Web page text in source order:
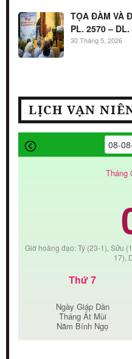
TỌA ĐÀM VÀ
PL. 2570 – DL.
30 Tháng 5, 2026
LỊCH VẠN
Tháng
Giờ hoàng đạo: Tý (23-1), Sửu
17),
Thứ 7
Ngày Giáp Dần
Tháng Ất Mùi
Năm Bính Ngọ